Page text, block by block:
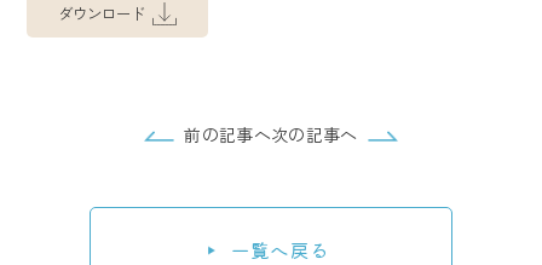
ダウンロード
前の記事へ次の記事へ
一覧へ戻る